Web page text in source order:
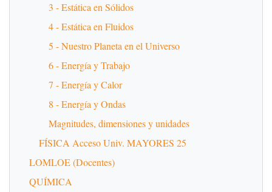
3 - Estática en Sólidos
4 - Estática en Fluidos
5 - Nuestro Planeta en el Universo
6 - Energía y Trabajo
7 - Energía y Calor
8 - Energía y Ondas
Magnitudes, dimensiones y unidades
FÍSICA Acceso Univ. MAYORES 25
LOMLOE (Docentes)
QUÍMICA